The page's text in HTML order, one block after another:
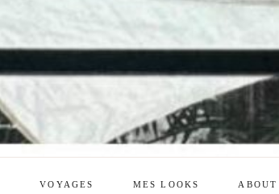
VOYAGES MES LOOKS